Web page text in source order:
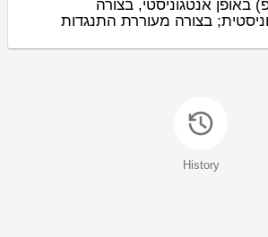
באופן אנטגוניסטי, בצורה
בצורה מעוררת התנגדות
History